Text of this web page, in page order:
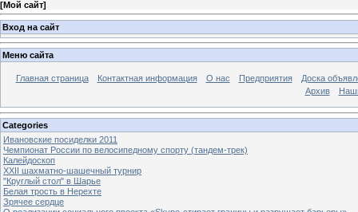
[Мой сайт]
Вход на сайт
Меню сайта
Главная страница Контактная информация О нас Предприятия
Доска
Архив
Categories
Ивановские посиделки 2011
Чемпионат России по велосипедному спорту (тандем-трек)
Калейдоскоп
XXII шахматно-шашечный турнир
"Круглый стол" в Шарье
Белая трость в Нерехте
Зрячее сердце